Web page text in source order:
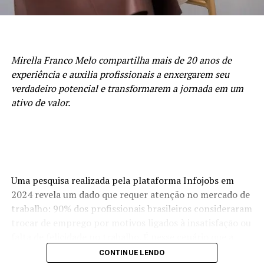
elite empreendedora para abandonar crenças obsoletas,
assumir o protagonismo absoluto da própria trajetória e
operar em um novo nível de consciência e resultados.
do motor V8: precisão, força, consistência e máxima
Mirella Franco Melo compartilha mais de 20 anos de
experiência e auxilia profissionais a enxergarem seu
verdadeiro potencial e transformarem a jornada em um
ativo de valor.
Uma pesquisa realizada pela plataforma Infojobs em
2024 revela um dado que requer atenção no mercado de
trabalho: 90% dos profissionais brasileiros consideraram
empresária e palestrante Mirella Franco Melo lança o
CONTINUE LENDO